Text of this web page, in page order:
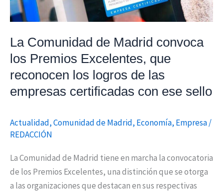
La Comunidad de Madrid convoca
los Premios Excelentes, que
reconocen los logros de las
empresas certificadas con ese sello
Actualidad,Comunidad de Madrid, Economía, Empresa/
REDACCIÓN
La Comunidad de Madrid tiene en marcha la convocatoria
de los Premios Excelentes, una distinción que se otorga
a las organizaciones que destacan en sus respectivas
Excelentes,
que
reconocen
los
de
las
certificadas
con
sello